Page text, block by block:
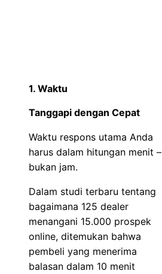
1. Waktu
Tanggapi dengan Cepat
Waktu respons utama Anda
harus dalam hitungan menit –
bukan jam.
Dalam studi terbaru tentang
bagaimana 125 dealer
menangani 15.000 prospek
online, ditemukan bahwa
pembeli yang menerima
balasan dalam 10 menit